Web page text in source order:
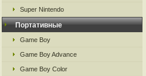
Super Nintendo
Портативные
Game Boy
Game Boy Advance
Game Boy Color